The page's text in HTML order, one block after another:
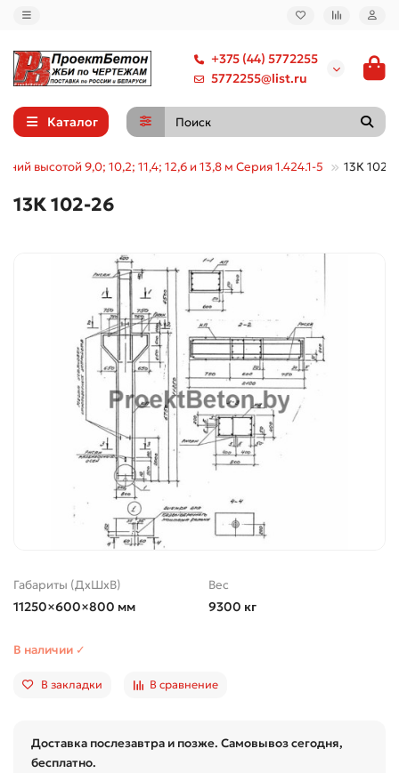
+375 (44) 5772255
5772255@list.ru
Каталог
высотой 9,0; 10,2; 11,4; 12,6 и 13,8 м Серия 1.424.1-5 13К 102-
13К 102-26
Габариты (ДхШхВ)
11250×600×800 мм
Вес
9300 кг
В наличии ✓
В закладки В сравнение
Доставка послезавтра и позже. Самовывоз сегодня,
бесплатно.